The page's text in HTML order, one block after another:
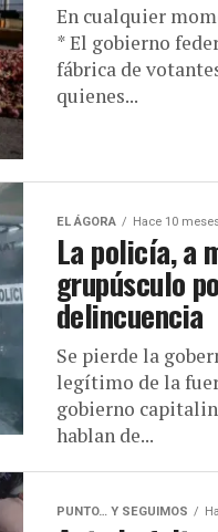
En cualquier
* El gobierno
fábrica de
quienes...
EL ÁGORA Hace 10
La policía, a
grupúsculo
delincuencia
Se pierde la
legítimo de la
gobierno
hablan de...
PUNTO… Y SEGUIMOS